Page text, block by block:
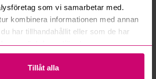
som vi samarbetar med.
kombinera informationen med annan
har tillhandahållit eller som de har
använt deras tjänster.
Tillåt alla
kategori